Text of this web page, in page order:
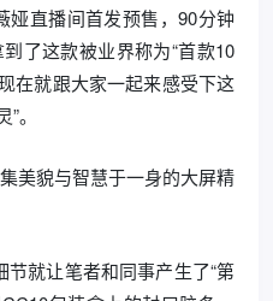
娅直播间首发预售，90分钟
了这款被业界称为“首款10
在就跟大家一起来感受下这
。
就让笔者和同事产生了“第